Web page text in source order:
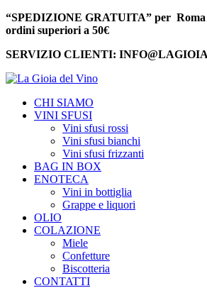
“SPEDIZIONE GRATUITA” per
ordini superiori a 50€
SERVIZIO CLIENTI:
CHI SIAMO
VINI SFUSI
Vini sfusi rossi
Vini sfusi bianchi
Vini sfusi frizzanti
BAG IN BOX
ENOTECA
Vini in bottiglia
Grappe e liquori
OLIO
COLAZIONE
Miele
Confetture
Biscotteria
CONTATTI